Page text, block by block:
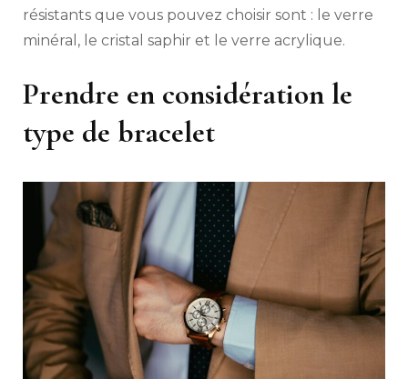
résistants que vous pouvez choisir sont : le verre
minéral, le cristal saphir et le verre acrylique.
Prendre en considération le
type de bracelet